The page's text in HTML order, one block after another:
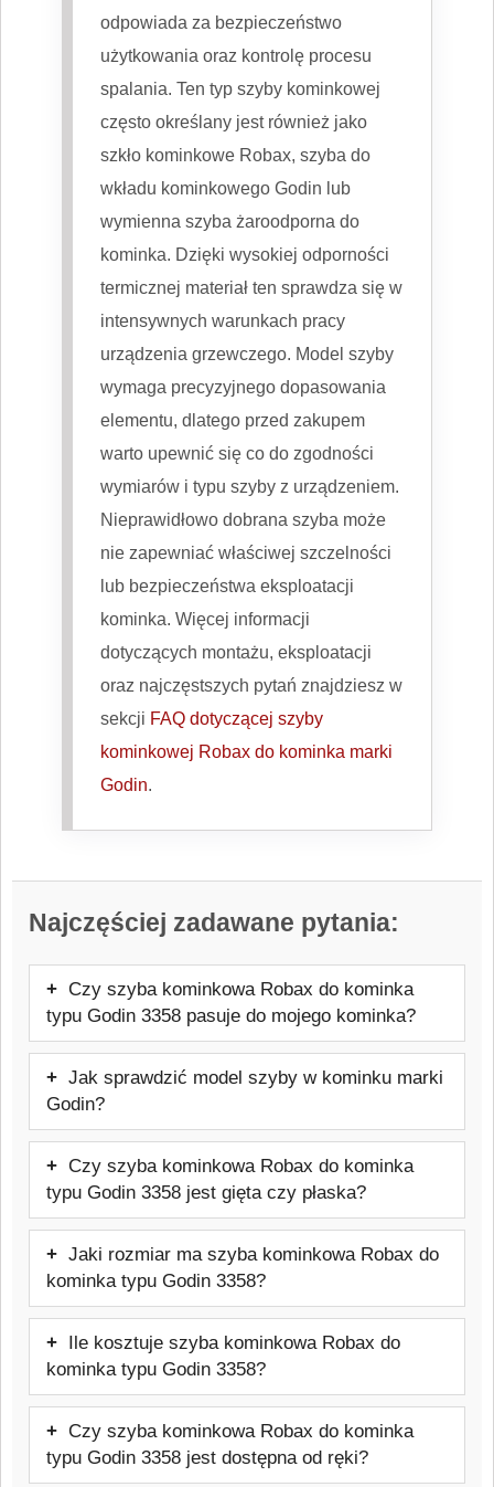
odpowiada za bezpieczeństwo
użytkowania oraz kontrolę procesu
spalania. Ten typ szyby kominkowej
często określany jest również jako
szkło kominkowe Robax, szyba do
wkładu kominkowego Godin lub
wymienna szyba żaroodporna do
kominka. Dzięki wysokiej odporności
termicznej materiał ten sprawdza się w
intensywnych warunkach pracy
urządzenia grzewczego. Model szyby
wymaga precyzyjnego dopasowania
elementu, dlatego przed zakupem
warto upewnić się co do zgodności
wymiarów i typu szyby z urządzeniem.
Nieprawidłowo dobrana szyba może
nie zapewniać właściwej szczelności
lub bezpieczeństwa eksploatacji
kominka. Więcej informacji
dotyczących montażu, eksploatacji
oraz najczęstszych pytań znajdziesz w
sekcji FAQ dotyczącej szyby
kominkowej Robax do kominka marki
Godin.
Najczęściej zadawane pytania:
Czy szyba kominkowa Robax do kominka
typu Godin 3358 pasuje do mojego kominka?
Tak, szyba będzie pasować. Oferowany
model jest przeznaczony do kominków
marki Godin. Przed zakupem warto
sprawdzić dokładny model urządzenia,
aby uniknąć pomyłki.
Jak sprawdzić model szyby w kominku marki
Godin?
Najpewniejszym sposobem jest
sprawdzenie tabliczki znamionowej pieca
lub dokumentacji technicznej urządzenia.
Warto też skontaktować się z
producentem lub sprzedawcą urządzenia
w celu weryfikacji potrzebnych informacji.
Czy szyba kominkowa Robax do kominka
typu Godin 3358 jest gięta czy płaska?
Ten model szyby jest to szyba kominkowa
płaska, dopasowana do danego frontu
pieca. Typ szyby: Żaroodporna do 800 °C
Jaki rozmiar ma szyba kominkowa Robax do
kominka typu Godin 3358?
Szyba kominkowa Robax do kominka
typu Godin 3358 ma rozmiar: 613x383
mm.
Ile kosztuje szyba kominkowa Robax do
kominka typu Godin 3358?
Cena: 305,21 zł brutto.
Czy szyba kominkowa Robax do kominka
typu Godin 3358 jest dostępna od ręki?